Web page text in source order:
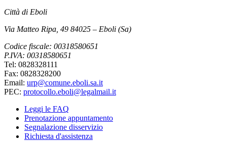
Città di Eboli
Via Matteo Ripa, 49 84025 – Eboli (Sa)
Codice fiscale: 00318580651
P.IVA: 00318580651
Tel: 0828328111
Fax: 0828328200
Email: urp@comune.eboli.sa.it
PEC: protocollo.eboli@legalmail.it
Leggi le FAQ
Prenotazione appuntamento
Segnalazione disservizio
Richiesta d'assistenza